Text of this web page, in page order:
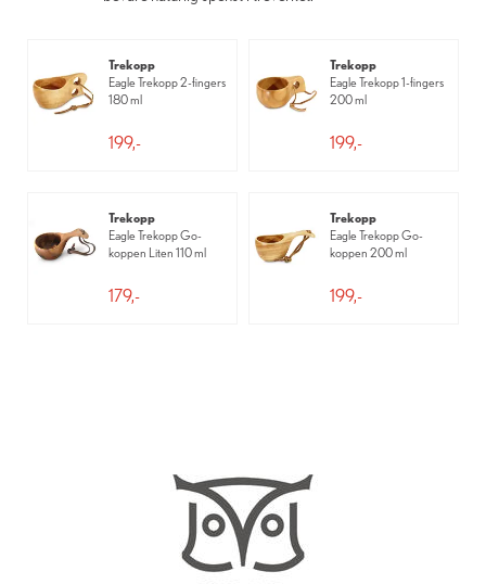
Trekopp
Eagle Trekopp 2-fingers
180 ml
199,-
Trekopp
Eagle Trekopp 1-fingers
200 ml
199,-
Trekopp
Eagle Trekopp Go-
koppen Liten 110 ml
179,-
Trekopp
Eagle Trekopp Go-
koppen 200 ml
199,-